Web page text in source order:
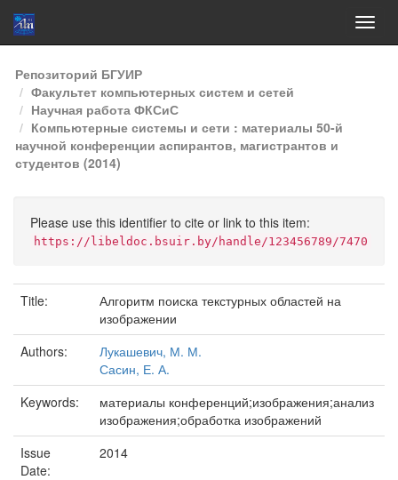
Skip
navigation
Репозиторий БГУИР
Факультет компьютерных систем и сетей
Научная работа ФКСиС
Компьютерные системы и сети : материалы 50-й
научной конференции аспирантов, магистрантов и
студентов (2014)
Please use this identifier to cite or link to this item:
https://libeldoc.bsuir.by/handle/123456789/7470
Title:
Алгоритм поиска текстурных областей на
изображении
Authors:
Лукашевич, М. М.
Сасин, Е. А.
Keywords:
материалы конференций;изображения;анализ
изображения;обработка изображений
Issue
Date:
2014